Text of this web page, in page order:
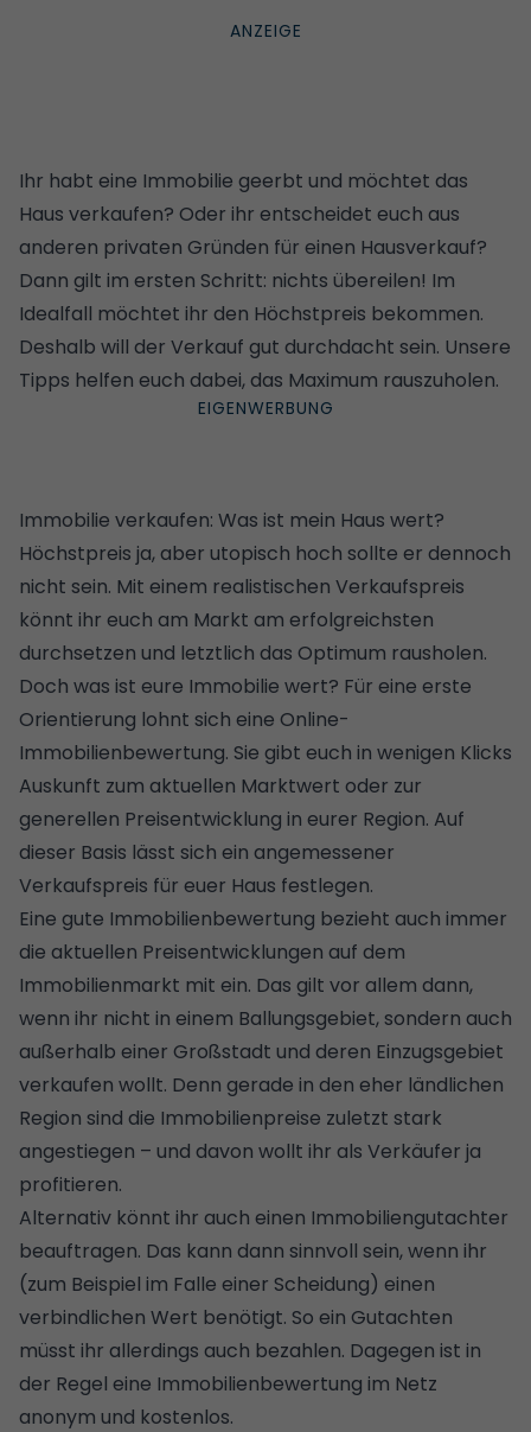
Ihr habt eine Immobilie geerbt und möchtet das
Haus verkaufen? Oder ihr entscheidet euch aus
anderen privaten Gründen für einen Hausverkauf?
Dann gilt im ersten Schritt: nichts übereilen! Im
Idealfall möchtet ihr den Höchstpreis bekommen.
Deshalb will der Verkauf gut durchdacht sein. Unsere
Tipps helfen euch dabei, das Maximum rauszuholen.
Immobilie verkaufen: Was ist mein Haus wert?
Höchstpreis ja, aber utopisch hoch sollte er dennoch
nicht sein. Mit einem realistischen Verkaufspreis
könnt ihr euch am Markt am erfolgreichsten
durchsetzen und letztlich das Optimum rausholen.
Doch was ist eure Immobilie wert? Für eine erste
Orientierung lohnt sich eine Online-
Immobilienbewertung. Sie gibt euch in wenigen Klicks
Auskunft zum aktuellen Marktwert oder zur
generellen Preisentwicklung in eurer Region. Auf
dieser Basis lässt sich ein angemessener
Verkaufspreis für euer Haus festlegen.
Eine gute Immobilienbewertung bezieht auch immer
die aktuellen Preisentwicklungen auf dem
Immobilienmarkt mit ein. Das gilt vor allem dann,
wenn ihr nicht in einem Ballungsgebiet, sondern auch
außerhalb einer Großstadt und deren Einzugsgebiet
verkaufen wollt. Denn gerade in den eher ländlichen
Region sind die Immobilienpreise zuletzt stark
angestiegen – und davon wollt ihr als Verkäufer ja
profitieren.
Alternativ könnt ihr auch einen Immobiliengutachter
beauftragen. Das kann dann sinnvoll sein, wenn ihr
(zum Beispiel im Falle einer Scheidung) einen
verbindlichen Wert benötigt. So ein Gutachten
müsst ihr allerdings auch bezahlen. Dagegen ist in
der Regel eine Immobilienbewertung im Netz
anonym und kostenlos.